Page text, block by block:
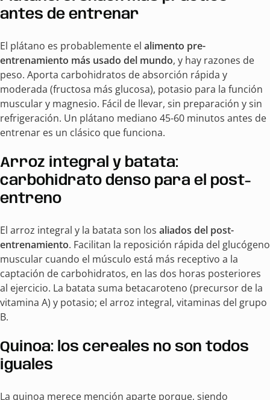
antes de entrenar
El plátano es probablemente el alimento pre-
entrenamiento más usado del mundo, y hay razones de
peso. Aporta carbohidratos de absorción rápida y
moderada (fructosa más glucosa), potasio para la función
muscular y magnesio. Fácil de llevar, sin preparación y sin
refrigeración. Un plátano mediano 45-60 minutos antes de
entrenar es un clásico que funciona.
Arroz integral y batata:
carbohidrato denso para el post-
entreno
El arroz integral y la batata son los aliados del post-
entrenamiento. Facilitan la reposición rápida del glucógeno
muscular cuando el músculo está más receptivo a la
captación de carbohidratos, en las dos horas posteriores
al ejercicio. La batata suma betacaroteno (precursor de la
vitamina A) y potasio; el arroz integral, vitaminas del grupo
B.
Quinoa: los cereales no son todos
iguales
La quinoa merece mención aparte porque, siendo